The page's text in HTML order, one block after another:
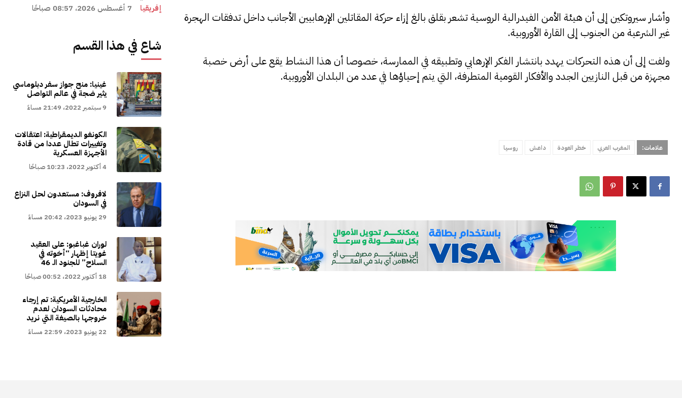
إفريقيا 7 أغسطس 2026، 08:57 صباحًا
شاع في هذا القسم
غينيا: منح جواز سفر دبلوماسي
يثير ضجة في عالم التواصل
9 سبتمبر 2022، 21:49 مساءً
الكونغو الديمقراطية: اعتقالات
وتغييرات تطال عددا من قادة
الأجهزة العسكرية
4 أكتوبر 2022، 10:23 صباحًا
لافروف: مستعدون لحل النزاع
في السودان
29 يونيو 2023، 20:42 مساءً
لوران غباغبو: على العقيد
غويتا إظهار “أخوته في
السلاح” للجنود الـ 46
18 أكتوبر 2022، 00:52 صباحًا
الخارجية الأمريكية: تم إرجاء
محادثات السودان لعدم
خروجها بالصيغة التي نريد
22 يونيو 2023، 22:59 مساءً
وأشار سيروتكين إلى أن هيئة الأمن الفيدرالية الروسية تشعر بقلق بالغ إزاء حركة المقاتلين الإرهابيين الأجانب داخل تدفقات الهجرة
غير الشرعية من الجنوب إلى القارة الأوروبية.
ولفت إلى أن هذه التحركات يهدد بانتشار الفكر الإرهابي وتطبيقه في الممارسة، خصوصا أن هذا النشاط يقع على أرض خصبة
مجهزة من قبل النازيين الجدد والأفكار القومية المتطرفة، التي يتم إحياؤها في عدد من البلدان الأوروبية.
علامات: المغرب العربي خطر العودة داعش روسيا